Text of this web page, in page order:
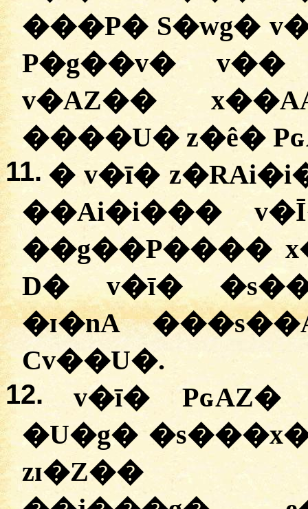
���P� S�wg�
P�g��v� v��
v�AZ��
����U� z�ê�
11. � v�ī�
��Ai�i���
��g��P����
D� v�ī�
�ɪ�nA
Cv��U�.
12.
v�ī�
�U�g�
zɪ�Z��